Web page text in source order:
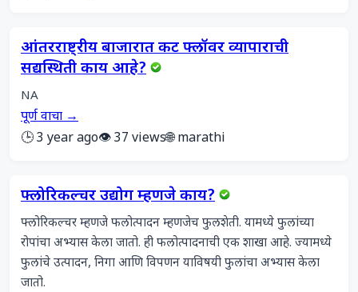
आंतरराष्ट्रीय बाजारात कट फ्लॉवर व्यापाराची
सद्यस्थिती काय आहे?
NA
पूर्ण वाचा →
🕒 3 year ago👁️ 37 views🌐 marathi
फ्लोरिकल्चर उद्योग म्हणजे काय?
फ्लोरिकल्चर म्हणजे फलोत्पादन म्हणजेच फुलशेती. यामध्ये फुलांच्या
रोपांचा अभ्यास केला जातो. ही फलोत्पादनाची एक शाखा आहे. ज्यामध्ये
फुलांचे उत्पादन, निगा आणि विपणन याविषयी फुलांचा अभ्यास केला
जातो.